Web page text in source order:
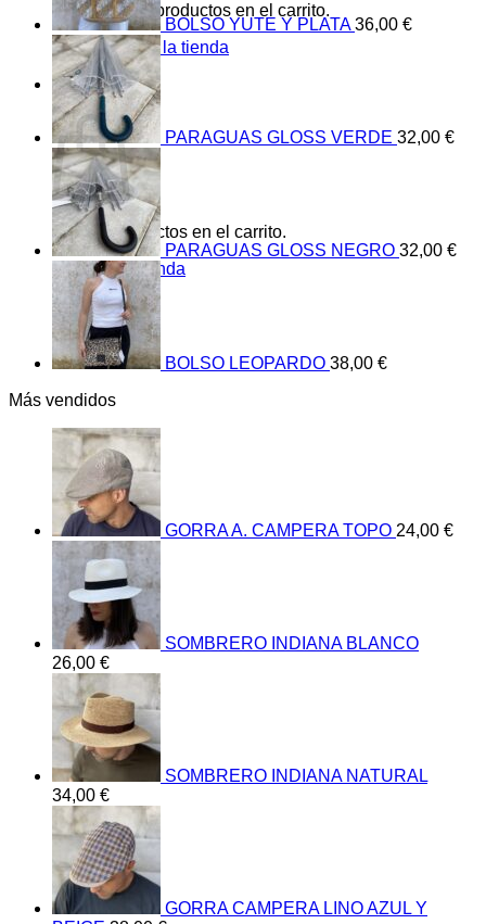
No hay productos en el carrito.
Volver a la tienda
0
Carrito
No hay productos en el carrito.
Volver a la tienda
BOLSO YUTE Y PLATA 36,00 €
PARAGUAS GLOSS VERDE 32,00 €
PARAGUAS GLOSS NEGRO 32,00 €
BOLSO LEOPARDO 38,00 €
Más vendidos
GORRA A. CAMPERA TOPO 24,00 €
SOMBRERO INDIANA BLANCO
26,00 €
SOMBRERO INDIANA NATURAL
34,00 €
GORRA CAMPERA LINO AZUL Y